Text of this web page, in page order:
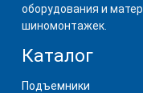
оборудования и
шиномонтажек.
Каталог
Подъемники